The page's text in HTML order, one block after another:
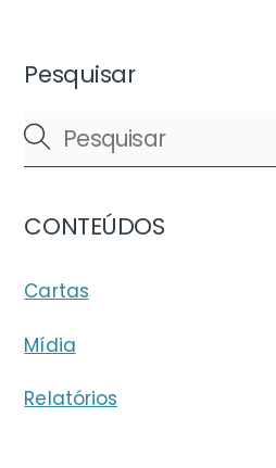
Pesquisar
CONTEÚDOS
Cartas
Mídia
Relatórios